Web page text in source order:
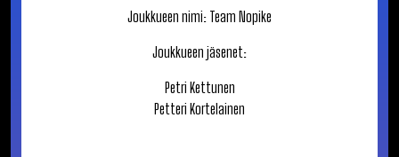
Joukkueen nimi: Team Nopike
Joukkueen jäsenet:
Petri Kettunen
Petteri Kortelainen